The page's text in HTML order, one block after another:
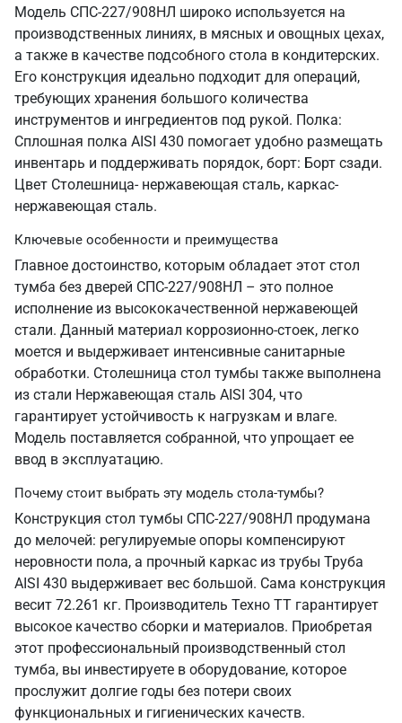
Модель СПС-227/908НЛ широко используется на
производственных линиях, в мясных и овощных цехах,
а также в качестве подсобного стола в кондитерских.
Его конструкция идеально подходит для операций,
требующих хранения большого количества
инструментов и ингредиентов под рукой. Полка:
Сплошная полка AISI 430 помогает удобно размещать
инвентарь и поддерживать порядок, борт: Борт сзади.
Цвет Столешница- нержавеющая сталь, каркас-
нержавеющая сталь.
Ключевые особенности и преимущества
Главное достоинство, которым обладает этот стол
тумба без дверей СПС-227/908НЛ – это полное
исполнение из высококачественной нержавеющей
стали. Данный материал коррозионно-стоек, легко
моется и выдерживает интенсивные санитарные
обработки. Столешница стол тумбы также выполнена
из стали Нержавеющая сталь AISI 304, что
гарантирует устойчивость к нагрузкам и влаге.
Модель поставляется собранной, что упрощает ее
ввод в эксплуатацию.
Почему стоит выбрать эту модель стола-тумбы?
Конструкция стол тумбы СПС-227/908НЛ продумана
до мелочей: регулируемые опоры компенсируют
неровности пола, а прочный каркас из трубы Труба
AISI 430 выдерживает вес большой. Сама конструкция
весит 72.261 кг. Производитель Техно ТТ гарантирует
высокое качество сборки и материалов. Приобретая
этот профессиональный производственный стол
тумба, вы инвестируете в оборудование, которое
прослужит долгие годы без потери своих
функциональных и гигиенических качеств.